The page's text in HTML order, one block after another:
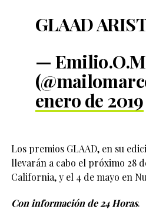
GLAAD
—
enero de 2019
Los premios GLAAD, en su
llevarán a cabo el próximo 28
California, y el 4 de mayo en
Con información de 24 Horas.